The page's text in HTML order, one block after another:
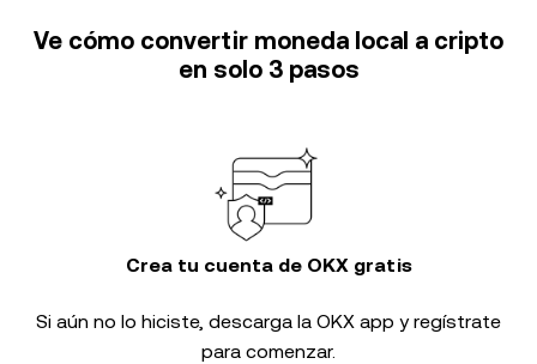
Ve cómo convertir moneda local a cripto
en solo 3 pasos
Crea tu cuenta de OKX gratis
Si aún no lo hiciste, descarga la OKX app y regístrate
para comenzar.